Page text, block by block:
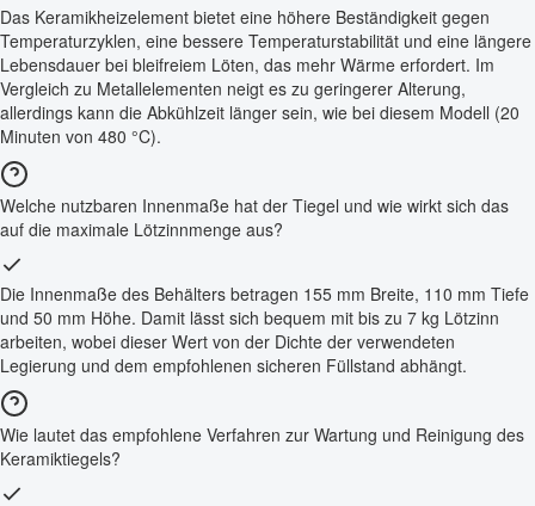
Das Keramikheizelement bietet eine höhere Beständigkeit gegen
Temperaturzyklen, eine bessere Temperaturstabilität und eine längere
Lebensdauer bei bleifreiem Löten, das mehr Wärme erfordert. Im
Vergleich zu Metallelementen neigt es zu geringerer Alterung,
allerdings kann die Abkühlzeit länger sein, wie bei diesem Modell (20
Minuten von 480 °C).
Welche nutzbaren Innenmaße hat der Tiegel und wie wirkt sich das
auf die maximale Lötzinnmenge aus?
Die Innenmaße des Behälters betragen 155 mm Breite, 110 mm Tiefe
und 50 mm Höhe. Damit lässt sich bequem mit bis zu 7 kg Lötzinn
arbeiten, wobei dieser Wert von der Dichte der verwendeten
Legierung und dem empfohlenen sicheren Füllstand abhängt.
Wie lautet das empfohlene Verfahren zur Wartung und Reinigung des
Keramiktiegels?